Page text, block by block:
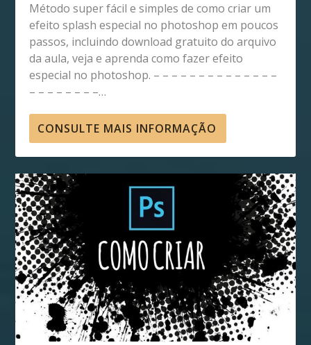
Método super fácil e simples de como criar um
efeito splash especial no photoshop em poucos
passos, incluindo download gratuito do arquivo
da aula, veja e aprenda como fazer efeito
especial no photoshop. – – – – – – – – – – – – – –
– – – – – – – –…
CONSULTE MAIS INFORMAÇÃO